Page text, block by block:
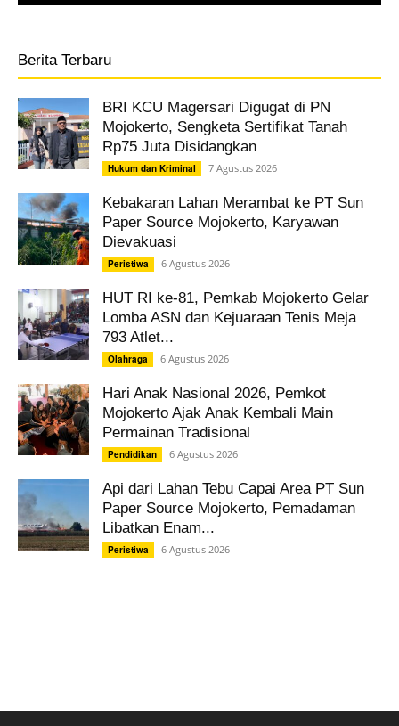
Berita Terbaru
BRI KCU Magersari Digugat di PN
Mojokerto, Sengketa Sertifikat Tanah
Rp75 Juta Disidangkan
Hukum dan Kriminal 7 Agustus 2026
Kebakaran Lahan Merambat ke PT Sun
Paper Source Mojokerto, Karyawan
Dievakuasi
Peristiwa 6 Agustus 2026
HUT RI ke-81, Pemkab Mojokerto Gelar
Lomba ASN dan Kejuaraan Tenis Meja
793 Atlet...
Olahraga 6 Agustus 2026
Hari Anak Nasional 2026, Pemkot
Mojokerto Ajak Anak Kembali Main
Permainan Tradisional
Pendidikan 6 Agustus 2026
Api dari Lahan Tebu Capai Area PT Sun
Paper Source Mojokerto, Pemadaman
Libatkan Enam...
Peristiwa 6 Agustus 2026